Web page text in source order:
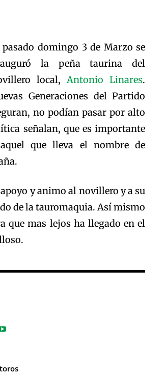
pasado domingo 3 de Marzo se
la peña taurina del
local,Antonio Linares.
Generaciones del Partido
no podían pasar por alto
señalan, que es importante
que lleva el nombre de
y animo al novillero y a su
de la tauromaquia. Así mismo
que mas lejos ha llegado en el
toros